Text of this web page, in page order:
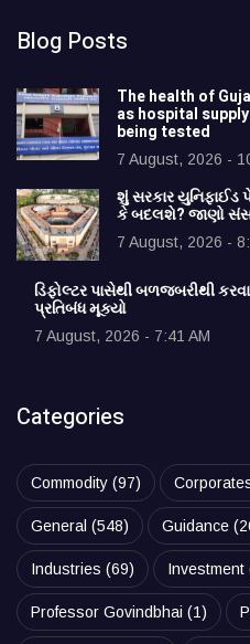
Blog Posts
The health of
as hospital
being tested
7 August, 2026 -
શું સરકાર યુનિફાઈડ
કે બદલશે? જાણો
7 August, 2026 -
ડિફોલ્ટર પાસેથી બળજબરીથી
પ્રતિબંધ મૂક્યો
7 August, 2026 - 7:41 AM
Categories
Commodity (97)
General (548) Guidance
Industries (69) Investment
Professor Govindbhai (1)